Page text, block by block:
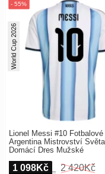
Lionel Messi #10
Argentina Mistrovství
Domácí Dres Mužské
World Cup 2026
1 098Kč 2 420Kč